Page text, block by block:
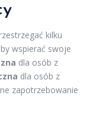
kilku
wspierać swoje
dla osób z
dla osób z
zapotrzebowanie